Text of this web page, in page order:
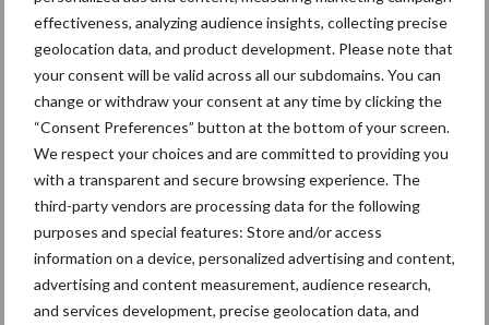
effectiveness, analyzing audience insights, collecting precise
geolocation data, and product development. Please note that
your consent will be valid across all our subdomains. You can
change or withdraw your consent at any time by clicking the
“Consent Preferences” button at the bottom of your screen.
We respect your choices and are committed to providing you
with a transparent and secure browsing experience. The
third-party vendors are processing data for the following
purposes and special features: Store and/or access
information on a device, personalized advertising and content,
advertising and content measurement, audience research,
and services development, precise geolocation data, and
marktaandeel groeien in
krimpende Nederlandse
markt
Themapagina's
Diergezondheid Bemesting Fokkerij